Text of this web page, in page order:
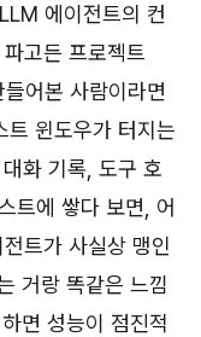
에이전트의 컨
고든 프로젝트
어본 사람이라면
트 윈도우가 터지는
화 기록, 도구 호
트에 쌓다 보면, 어
트가 사실상 맹인
거랑 똑같은 느낌
면 성능이 점진적